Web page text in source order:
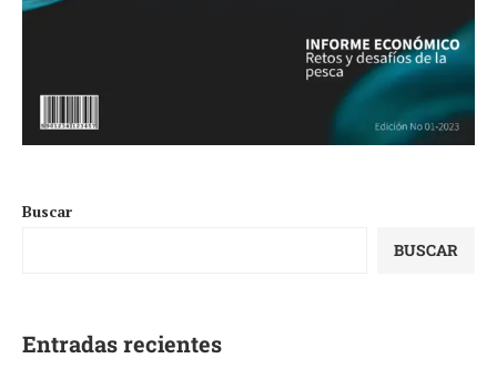
Buscar
BUSCAR
Entradas recientes